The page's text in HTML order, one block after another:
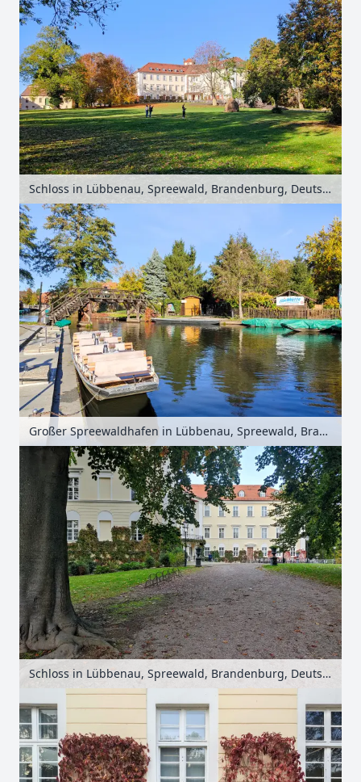
Schloss in Lübbenau, Spreewald, Brandenburg, Deutschland
Großer Spreewaldhafen in Lübbenau, Spreewald, Brandenburg, Deutschland
Schloss in Lübbenau, Spreewald, Brandenburg, Deutschland